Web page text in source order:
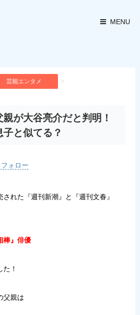
MENU
芸能エンタメ >
が大谷亮介だと判明！
と似てる？
ォロー
れた『週刊新潮』と『週刊文春』
棒』俳優
！
父親は